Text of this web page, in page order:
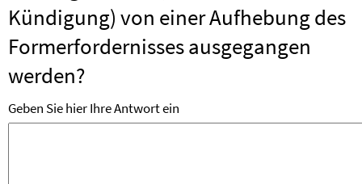
Kündigung) von einer Aufhebung des
Formerfordernisses ausgegangen
werden?
Geben Sie hier Ihre Antwort ein